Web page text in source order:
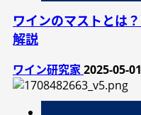
ワインのマストとは
解説
ワイン研究家2025-05-01